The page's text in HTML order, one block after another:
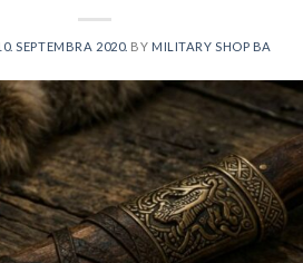
SEPTEMBRA 2020. BY MILITARY SHOP BA